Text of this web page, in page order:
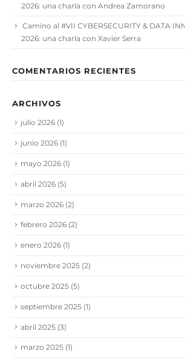
2026: una charla con Andrea Zamorano
Camino al #VII CYBERSECURITY & DATA
2026: una charla con Xavier Serra
COMENTARIOS RECIENTES
ARCHIVOS
julio 2026 (1)
junio 2026 (1)
mayo 2026 (1)
abril 2026 (5)
marzo 2026 (2)
febrero 2026 (2)
enero 2026 (1)
noviembre 2025 (2)
octubre 2025 (5)
septiembre 2025 (1)
abril 2025 (3)
marzo 2025 (1)